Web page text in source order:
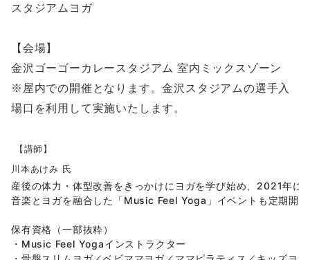
スタジアムヨガ
【会場】
金沢ゴーゴーカレースタジアム 室内ミックスゾーン
※屋内での開催となります。金沢スタジアムの選手入
場口を利用して実施いたします。
【講師】
川本あけみ 氏
産後の体力・体型改善をきっかけにヨガを学び始め、2021年
音楽とヨガを融合した「Music Feel Yoga」イベントも定期開
保有資格（一部抜粋）
・Music Feel Yogaインストラクター